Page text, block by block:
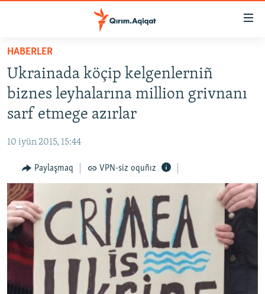
Esas
qaytmaq
Baş
navigatsiyağa
qaytmaq
Qıdıruvğa
qaytmaq
HABERLER
İQTİSADİYAT
MEDENİYET
İNSAN AQLARI
VİDEO
SÜRET
BLOGLAR
FİKİR
Русский
HABERLER
Ukrainada köçip kelgenlerniñ
biznes leyhalarına million grivnanı
sarf etmege azırlar
10 iyün 2015, 15:44
Paylaşmaq VPN-siz oquñız